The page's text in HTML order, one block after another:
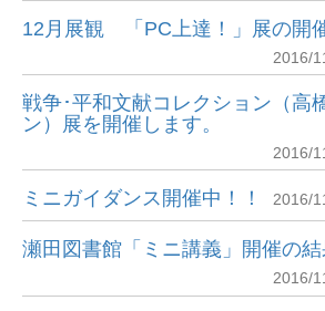
12月展観 「PC上達！」展の開
2016/
戦争･平和文献コレクション（高
ン）展を開催します。
2016/
ミニガイダンス開催中！！ 2016/
瀬田図書館「ミニ講義」開催の結
2016/